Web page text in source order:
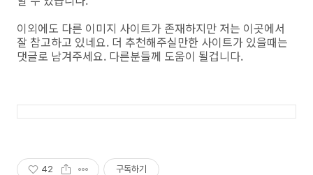
이외에도 다른 이미지 사이트가 존재하지만 저는 이곳에서
잘 참고하고 있네요. 더 추천해주실만한 사이트가 있을때는
댓글로 남겨주세요. 다른분들께 도움이 될겁니다.
42 구독하기